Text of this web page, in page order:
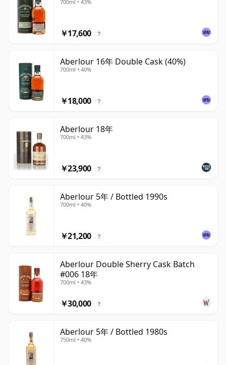
700ml • 43%
￥17,600 ?
Aberlour 16年 Double Cask (40%)
700ml • 40%
￥18,000 ?
Aberlour 18年
700ml • 43%
￥23,900 ?
Aberlour 5年 / Bottled 1990s
700ml • 40%
￥21,200 ?
Aberlour Double Sherry Cask Batch
#006 18年
700ml • 43%
￥30,000 ?
Aberlour 5年 / Bottled 1980s
750ml • 40%